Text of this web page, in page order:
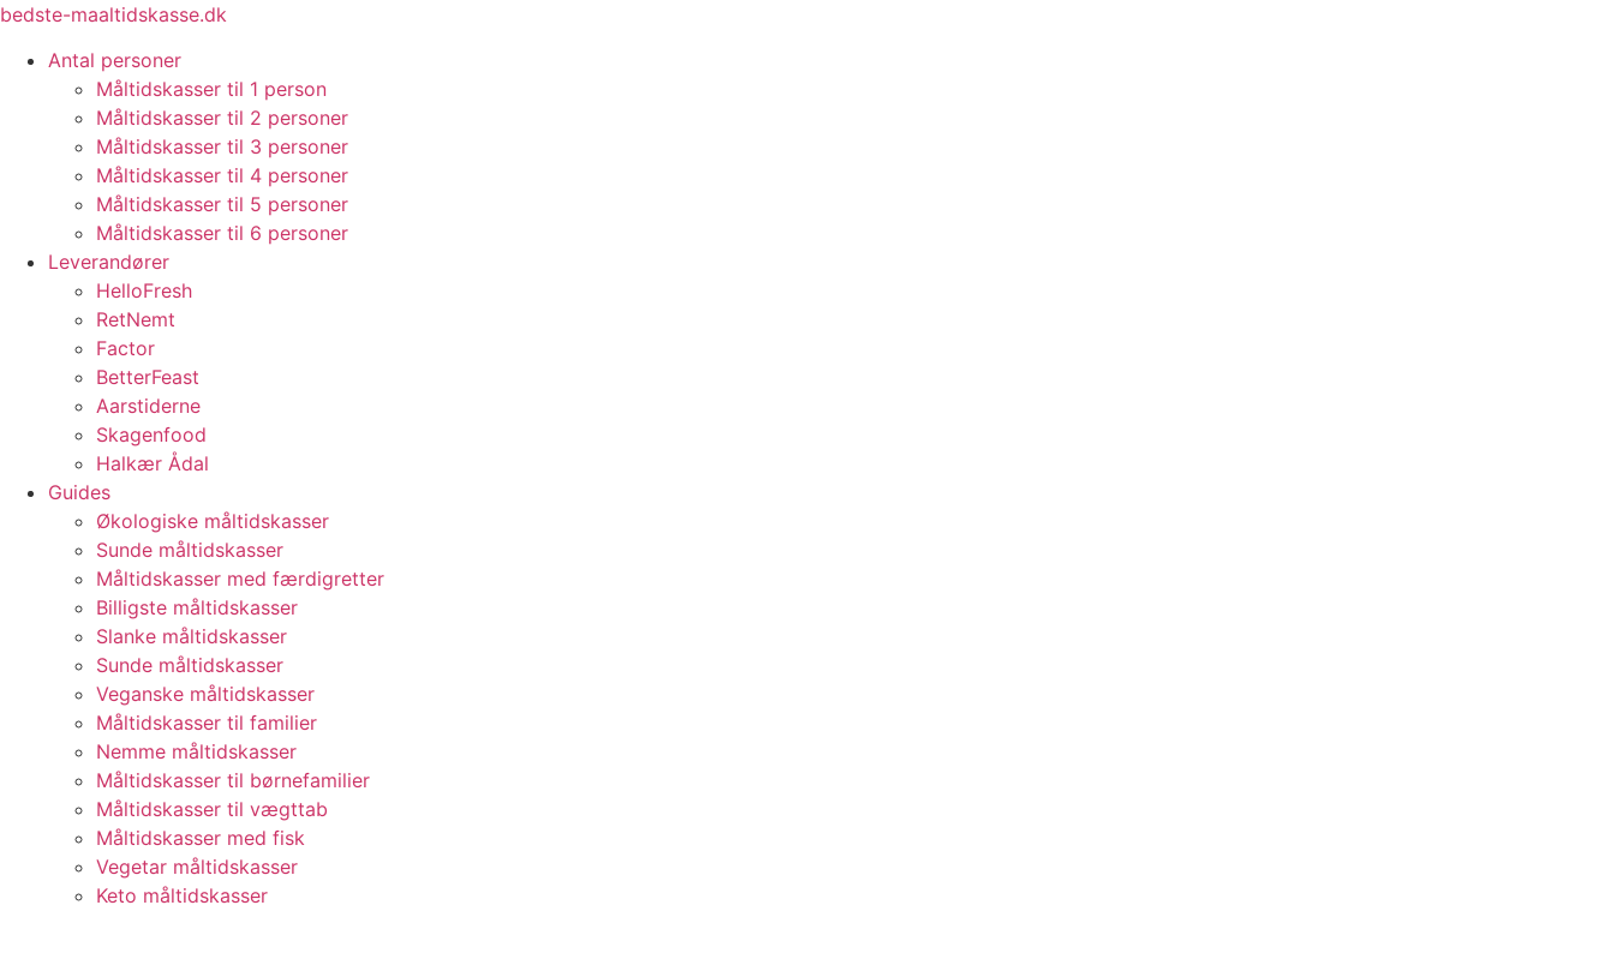
Videre
indhold
bedste-maaltidskasse.dk
Antal personer
Måltidskasser til 1 person
Måltidskasser til 2 personer
Måltidskasser til 3 personer
Måltidskasser til 4 personer
Måltidskasser til 5 personer
Måltidskasser til 6 personer
Leverandører
HelloFresh
RetNemt
Factor
BetterFeast
Aarstiderne
Skagenfood
Halkær Ådal
Guides
Økologiske måltidskasser
Sunde måltidskasser
Måltidskasser med færdigretter
Billigste måltidskasser
Slanke måltidskasser
Sunde måltidskasser
Veganske måltidskasser
Måltidskasser til familier
Nemme måltidskasser
Måltidskasser til børnefamilier
Måltidskasser til vægttab
Måltidskasser med fisk
Vegetar måltidskasser
Keto måltidskasser